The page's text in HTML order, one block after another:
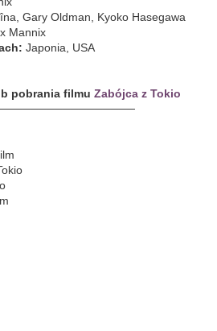
Gary Oldman, Kyoko Hasegawa
Mannix
Japonia, USA
pobrania filmu Zabójca z Tokio